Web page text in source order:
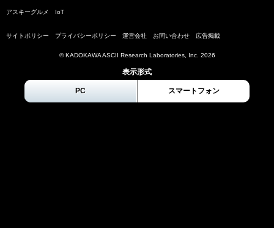
アスキーグルメ IoT
サイトポリシー プライバシーポリシー 運営会社 お問い合わせ 広告掲載
© KADOKAWA ASCII Research Laboratories, Inc. 2026
表示形式
PC スマートフォン